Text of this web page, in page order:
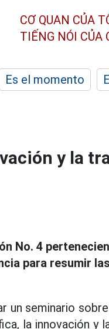
CƠ QUAN CỦA
TIẾNG NÓI CỦA
Es el momento
y la
No. 4
para resumir
un seminario
la innovación y